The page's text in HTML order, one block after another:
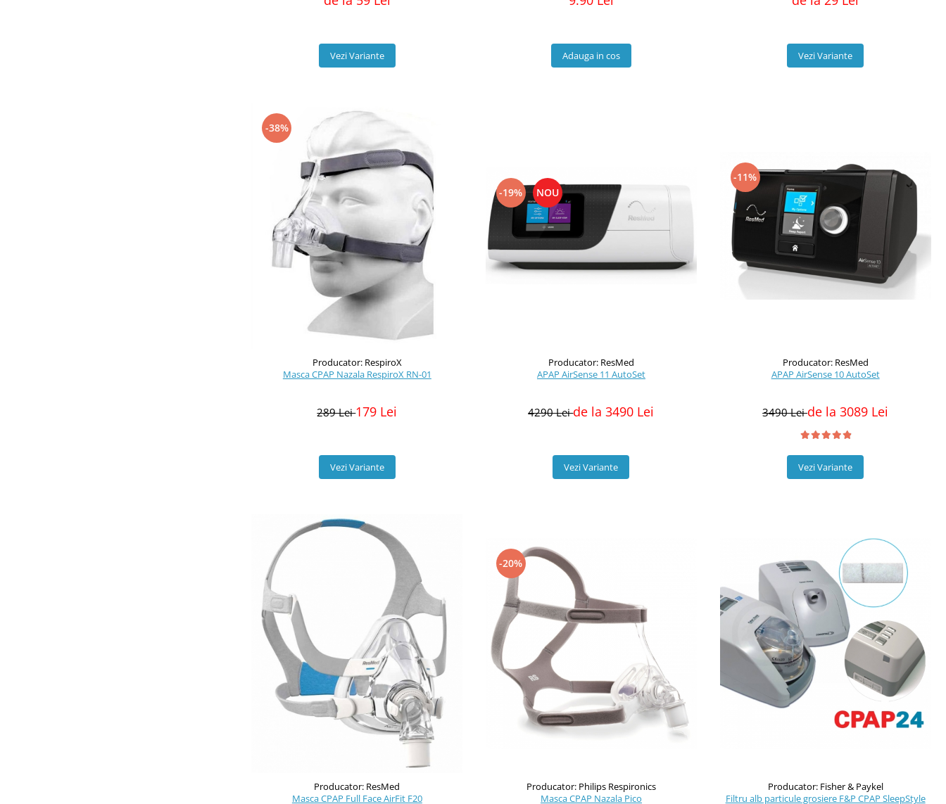
Vezi Variante Adauga in cos Vezi Variante
-38%
Producator: RespiroX
Masca CPAP Nazala RespiroX RN-01
289 Lei179 Lei
Vezi Variante
-19% NOU
Producator: ResMed
APAP AirSense 11 AutoSet
4290 Leide la 3490 Lei
Vezi Variante
-11%
Producator: ResMed
APAP AirSense 10 AutoSet
3490 Leide la 3089 Lei
Vezi Variante
Producator: ResMed
Masca CPAP Full Face AirFit F20
-20%
Producator: Philips Respironics
Masca CPAP Nazala Pico
Producator: Fisher & Paykel
Filtru alb particule grosiere F&P CPAP SleepStyle